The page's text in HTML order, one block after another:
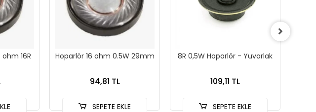
16R
Hoparlör 16 ohm 0.5W 29mm
94,81 TL
SEPETE EKLE
8R 0,5W Hoparlör - Yuvarlak
109,11 TL
SEPETE EKLE